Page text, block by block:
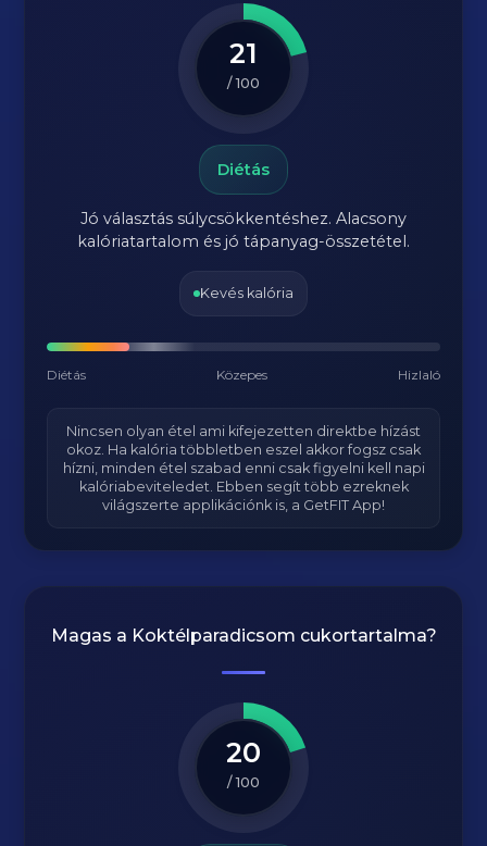
21
/ 100
Diétás
Jó választás súlycsökkentéshez. Alacsony
kalóriatartalom és jó tápanyag-összetétel.
Kevés kalória
Diétás Közepes Hizlaló
Nincsen olyan étel ami kifejezetten direktbe hízást
okoz. Ha kalória többletben eszel akkor fogsz csak
hízni, minden étel szabad enni csak figyelni kell napi
kalóriabeviteledet. Ebben segít több ezreknek
világszerte applikációnk is, a GetFIT App!
Magas a Koktélparadicsom cukortartalma?
20
/ 100